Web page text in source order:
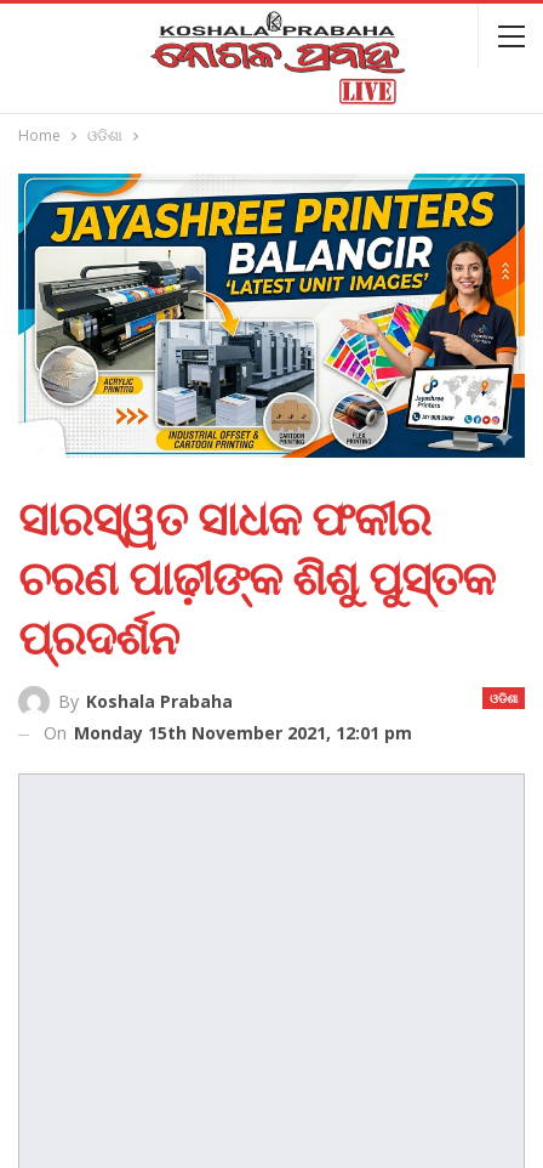
Home ଓଡିଶା
ସାରସ୍ୱତ ସାଧକ ଫକୀର
ଚରଣ ପାଢ଼ୀଙ୍କ ଶିଶୁ ପୁସ୍ତକ
ପ୍ରଦର୍ଶନ
ଓଡିଶା
By Koshala Prabaha
On Monday 15th November 2021, 12:01 pm